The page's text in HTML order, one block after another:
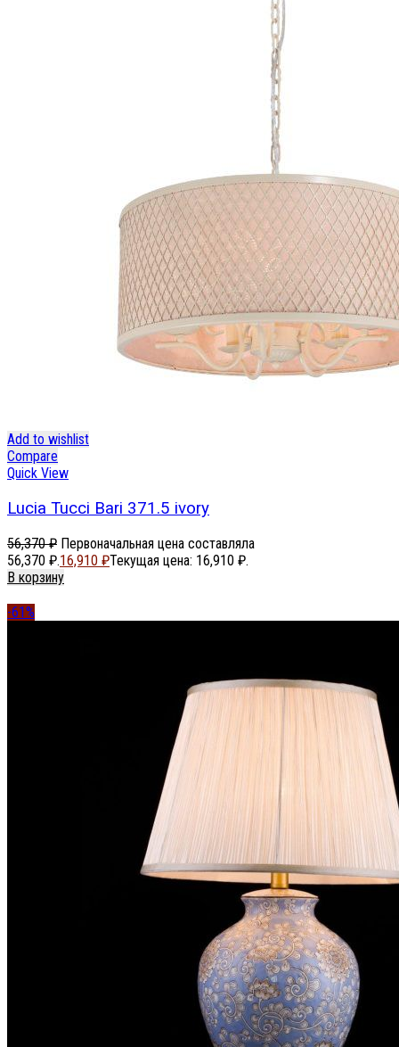
Add to wishlist
Compare
Quick View
Lucia Tucci Bari 371.5 ivory
56,370₽ Первоначальная цена составляла
56,370 ₽.16,910 ₽Текущая цена: 16,910 ₽.
В корзину
-61%